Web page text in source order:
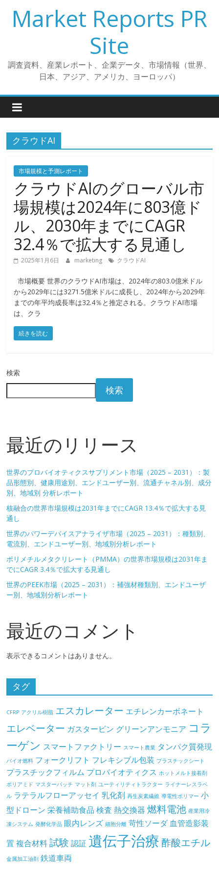
プ
Market Reports PR
Site
調査資料、産業レポート、企業データ、市場情報（世界、
日本、アジア、アメリカ、ヨーロッパ）
クラウドAI
市場規模と予測レポート
クラウドAIのグローバル市
場規模は2024年に803億ド
ル、2030年までにCAGR
32.4％で拡大する見通し
2025年1月6日 marketing クラウドAI
市場概要 世界のクラウドAI市場は、2024年の803.0億米ドル
から2029年には3271.5億米ドルに成長し、2024年から2029年
までの年平均成長率は32.4％と推定される。クラウドAI市場
は、クラ
続きを読む
検索
検索
最近のリリース
世界のプロバイオティクスサプリメント市場（2025 – 2031）：製
品形態別、健康用途別、エンドユーザー別、流通チャネル別、成分
別、地域別 分析レポート
核融合の世界市場規模は2031年までにCAGR 13.4％で拡大する見
通し
世界のパワーデバイスアナライザ市場（2025 – 2031）：種類別、
電流別、エンドユーザー別、地域別分析レポート
ポリメチルメタクリレート（PMMA）の世界市場規模は2031年ま
でにCAGR 3.4％で拡大する見通し
世界のPEEK市場（2025 – 2031）：補強材種類別、エンドユーザ
ー別、地域別分析レポート
最近のコメント
表示できるコメントはありません。
タグ
CFRP アクリル樹脂 エスカレーター エチレンカーボネート
エレベーター ガスタービン グリーンアンモニア コラ
ーゲン スマートファクトリー スマート農業 タンパク質発現
バイオ燃料 フォークリフト フレキシブル包装 プラスチックシート
プラスチックフィルム プロバイオティクス ホットメルト接着剤
ポリアミド マスターバッチ マット剤 ユーティリティトラクター ライナーレスラベ
ル ラテラルフローアッセイ 乳化剤 再生炭素繊維 導電性ポリマー 小
型ドローン 栄養補助食品 検査 熱交換器 燃料電池 産業用冷
凍システム 発酵化学品 眼内レンズ 細胞分離 苛性ソーダ 血管造影装
置 複合材料 試験 認証 遺伝子治療 酢酸エチル
金属加工油剤 鉄道車両